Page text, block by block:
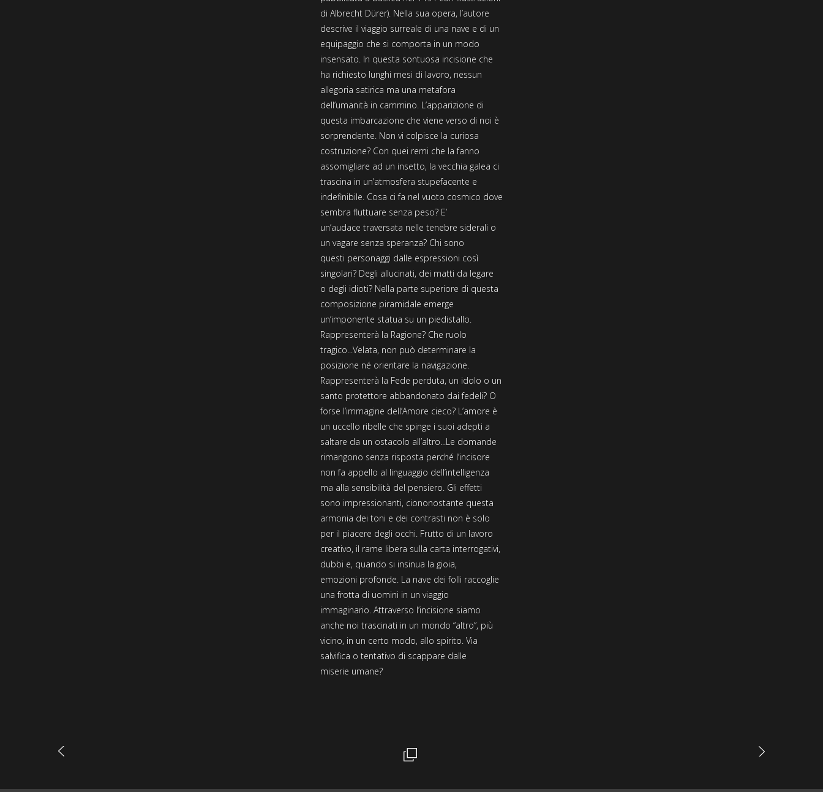
di Albrecht Dürer). Nella sua opera, l’autore
descrive il viaggio surreale di una nave e di un
equipaggio che si comporta in un modo
insensato. In questa sontuosa incisione che
ha richiesto lunghi mesi di lavoro, nessun
allegoria satirica ma una metafora
dell’umanità in cammino. L’apparizione di
questa imbarcazione che viene verso di noi è
sorprendente. Non vi colpisce la curiosa
costruzione? Con quei remi che la fanno
assomigliare ad un insetto, la vecchia galea ci
trascina in un’atmosfera stupefacente e
indefinibile. Cosa ci fa nel vuoto cosmico dove
sembra fluttuare senza peso? E’
un’audace traversata nelle tenebre siderali o
un vagare senza speranza? Chi sono
questi personaggi dalle espressioni così
singolari? Degli allucinati, dei matti da legare
o degli idioti? Nella parte superiore di questa
composizione piramidale emerge
un’imponente statua su un piedistallo.
Rappresenterà la Ragione? Che ruolo
tragico...Velata, non può determinare la
posizione né orientare la navigazione.
Rappresenterà la Fede perduta, un idolo o un
santo protettore abbandonato dai fedeli? O
forse l’immagine dell’Amore cieco? L’amore è
un uccello ribelle che spinge i suoi adepti a
saltare da un ostacolo all’altro...Le domande
rimangono senza risposta perché l’incisore
non fa appello al linguaggio dell’intelligenza
ma alla sensibilità del pensiero. Gli effetti
sono impressionanti, ciononostante questa
armonia dei toni e dei contrasti non è solo
per il piacere degli occhi. Frutto di un lavoro
creativo, il rame libera sulla carta interrogativi,
dubbi e, quando si insinua la gioia,
emozioni profonde. La nave dei folli raccoglie
una frotta di uomini in un viaggio
immaginario. Attraverso l’incisione siamo
anche noi trascinati in un mondo “altro”, più
vicino, in un certo modo, allo spirito. Via
salvifica o tentativo di scappare dalle
miserie umane?